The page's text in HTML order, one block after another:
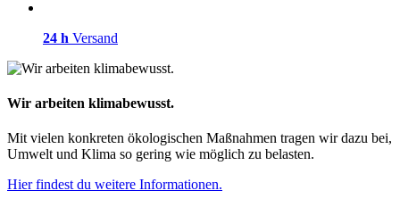
24 h Versand
Wir arbeiten klimabewusst.
Mit vielen konkreten ökologischen Maßnahmen tragen wir dazu bei,
Umwelt und Klima so gering wie möglich zu belasten.
Hier findest du weitere Informationen.